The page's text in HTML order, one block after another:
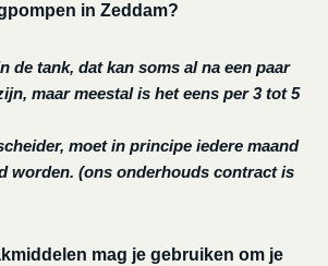
in Zeddam?
de tank, dat kan soms al na een paar
maar meestal is het eens per 3 tot 5
moet in principe iedere maand
worden. (ons onderhouds contract is
mag je gebruiken om je